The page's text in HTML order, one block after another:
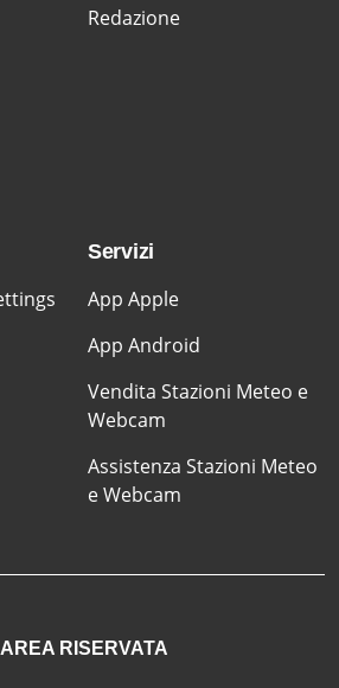
Redazione
Servizi
App Apple
App Android
Vendita Stazioni Meteo e
Webcam
Assistenza Stazioni Meteo
e Webcam
AREA RISERVATA